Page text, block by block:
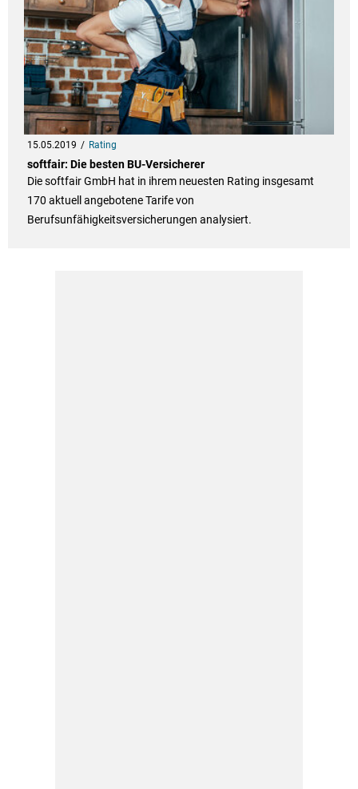
15.05.2019 Rating
softfair: Die besten BU-Versicherer
Die softfair GmbH hat in ihrem neuesten Rating insgesamt
170 aktuell angebotene Tarife von
Berufsunfähigkeitsversicherungen analysiert.